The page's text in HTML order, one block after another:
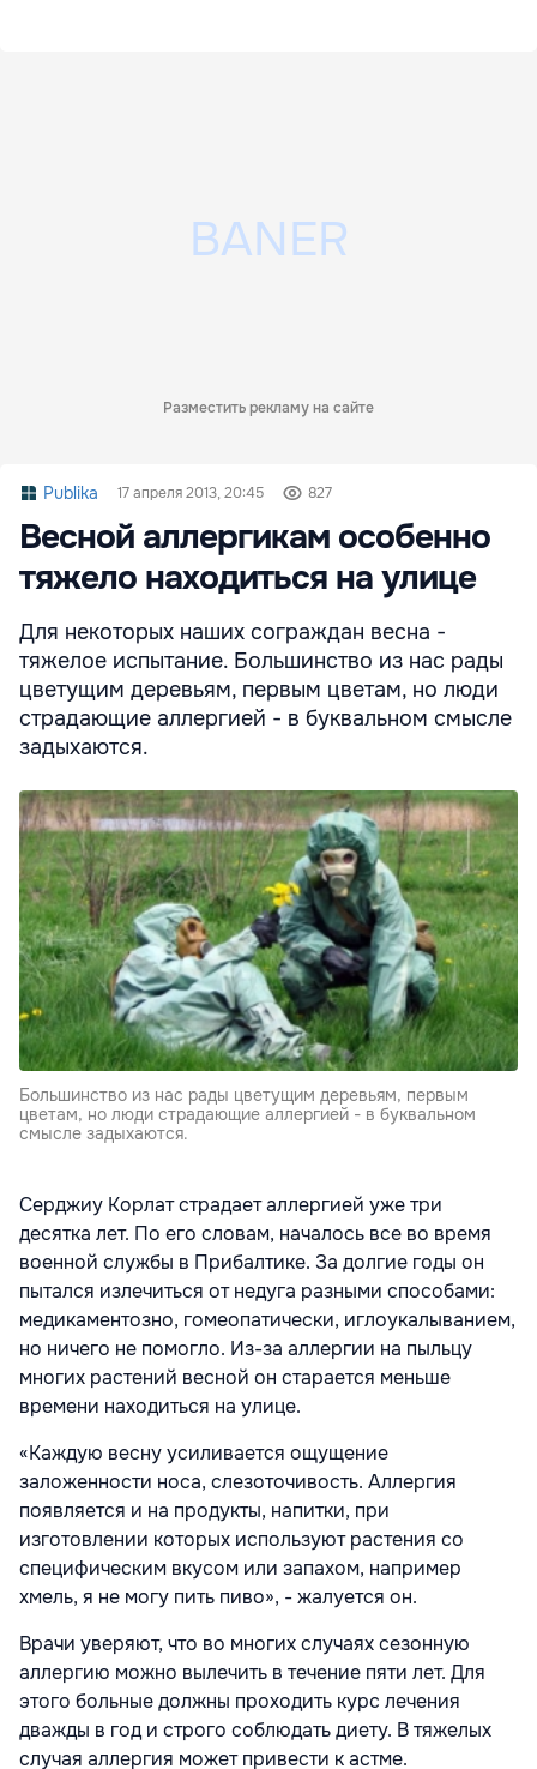
Разместить рекламу на сайте
Publika 17 апреля 2013, 20:45 827
Весной аллергикам особенно
тяжело находиться на улице
Для некоторых наших сограждан весна -
тяжелое испытание. Большинство из нас рады
цветущим деревьям, первым цветам, но люди
страдающие аллергией - в буквальном смысле
задыхаются.
Большинство из нас рады цветущим деревьям, первым
цветам, но люди страдающие аллергией - в буквальном
смысле задыхаются.
Серджиу Корлат страдает аллергией уже три
десятка лет. По его словам, началось все во время
военной службы в Прибалтике. За долгие годы он
пытался излечиться от недуга разными способами:
медикаментозно, гомеопатически, иглоукалыванием,
но ничего не помогло. Из-за аллергии на пыльцу
многих растений весной он старается меньше
времени находиться на улице.
«Каждую весну усиливается ощущение
заложенности носа, слезоточивость. Аллергия
появляется и на продукты, напитки, при
изготовлении которых используют растения со
специфическим вкусом или запахом, например
хмель, я не могу пить пиво», - жалуется он.
Врачи уверяют, что во многих случаях сезонную
аллергию можно вылечить в течение пяти лет. Для
этого больные должны проходить курс лечения
дважды в год и строго соблюдать диету. В тяжелых
случая аллергия может привести к астме.